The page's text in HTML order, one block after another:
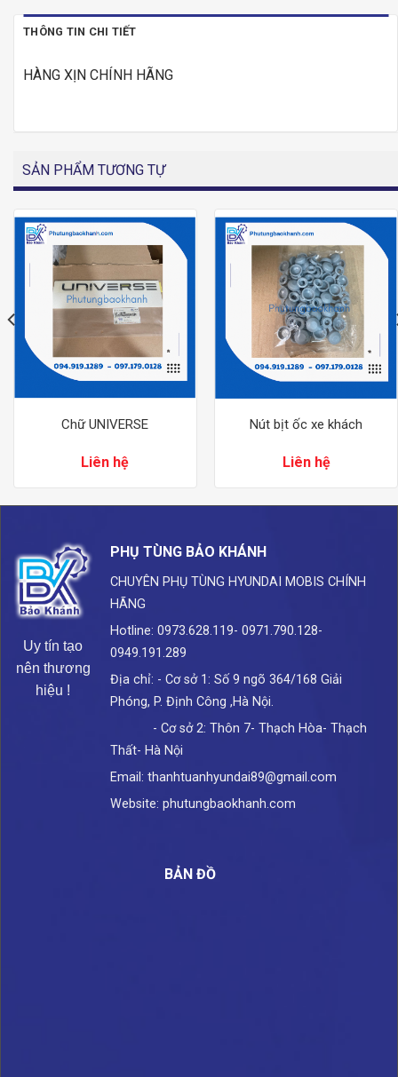
THÔNG TIN CHI TIẾT
HÀNG XỊN CHÍNH HÃNG
SẢN PHẨM TƯƠNG TỰ
Chữ UNIVERSE
Liên hệ
Nút bịt ốc xe khách
Liên hệ
Uy tín tạo
nên thương
hiệu !
PHỤ TÙNG BẢO KHÁNH
CHUYÊN PHỤ TÙNG HYUNDAI MOBIS CHÍNH
HÃNG
Hotline: 0973.628.119- 0971.790.128-
0949.191.289
Địa chỉ: - Cơ sở 1: Số 9 ngõ 364/168 Giải
Phóng, P. Định Công ,Hà Nội.
- Cơ sở 2: Thôn 7- Thạch Hòa- Thạch
Thất- Hà Nội
Email: thanhtuanhyundai89@gmail.com
Website: phutungbaokhanh.com
BẢN ĐỒ